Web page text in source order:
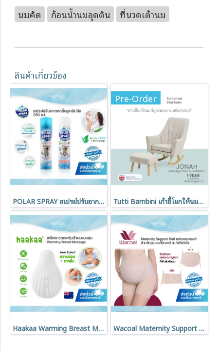
นมคัด
ก้อนน้ำนมอุดตัน ที่นวดเต้านม
สินค้าเกี่ยวข้อง
POLAR SPRAY สเปรย์ปรับอากาศ Activ Polar กลิ่นยูคาลิปตัส 280 ml
Pre-Order
Tutti Bambini เก้าอี้โยกให้นมเด็ก พร้อมเก้าอี้วางเท้า รุ่น Jonah
Haakaa Warming Breast Massager ลดท่อน้ำนมอุดตัน Wacoal Maternity Support Belt แผ่นพยุงครรภ์ บรรเทาปวดหลัง รุ่น WM2933